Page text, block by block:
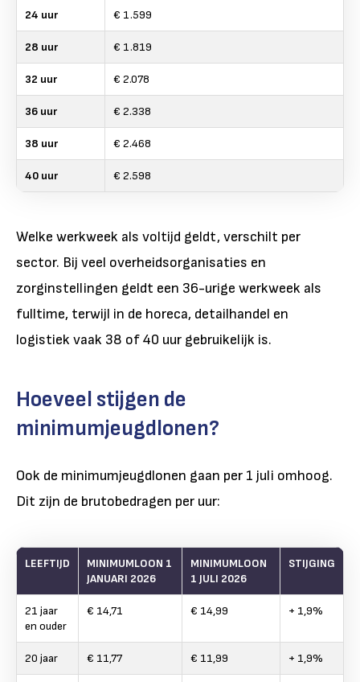
24 uur € 1.599
28 uur € 1.819
32 uur € 2.078
36 uur € 2.338
38 uur € 2.468
40 uur € 2.598
Welke werkweek als voltijd geldt, verschilt per
sector. Bij veel overheidsorganisaties en
zorginstellingen geldt een 36-urige werkweek als
fulltime, terwijl in de horeca, detailhandel en
logistiek vaak 38 of 40 uur gebruikelijk is.
Hoeveel stijgen de
minimumjeugdlonen?
Ook de minimumjeugdlonen gaan per 1 juli omhoog.
Dit zijn de brutobedragen per uur:
LEEFTIJD
MINIMUMLOON 1
JANUARI 2026
MINIMUMLOON
1 JULI 2026
STIJGING
21 jaar
en ouder
€ 14,71 € 14,99 + 1,9%
20 jaar € 11,77 € 11,99 + 1,9%